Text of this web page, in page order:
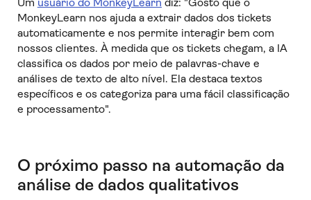
MonkeyLearn nos ajuda a extrair dados dos tickets
automaticamente e nos permite interagir bem com
nossos clientes. À medida que os tickets chegam, a IA
classifica os dados por meio de palavras-chave e
análises de texto de alto nível. Ela destaca textos
específicos e os categoriza para uma fácil classificação
e processamento".
O próximo passo na automação da
análise de dados qualitativos